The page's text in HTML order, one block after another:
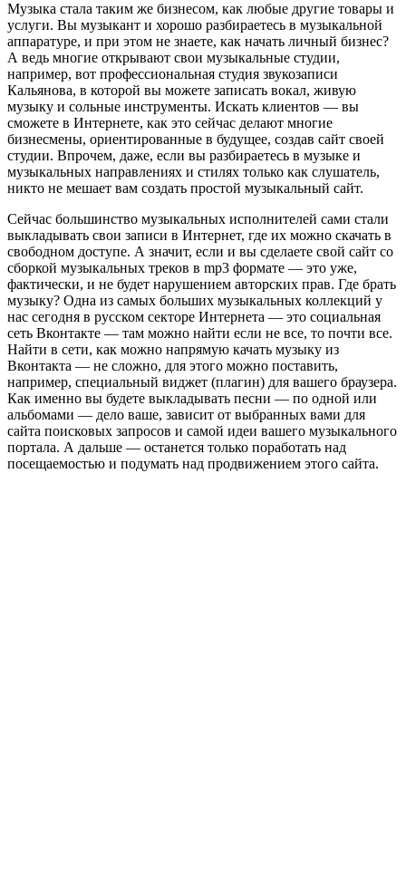
Музыка стала таким же бизнесом, как любые другие товары и
услуги. Вы музыкант и хорошо разбираетесь в музыкальной
аппаратуре, и при этом не знаете, как начать личный бизнес?
А ведь многие открывают свои музыкальные студии,
например, вот профессиональная студия звукозаписи
Кальянова, в которой вы можете записать вокал, живую
музыку и сольные инструменты. Искать клиентов — вы
сможете в Интернете, как это сейчас делают многие
бизнесмены, ориентированные в будущее, создав сайт своей
студии. Впрочем, даже, если вы разбираетесь в музыке и
музыкальных направлениях и стилях только как слушатель,
никто не мешает вам создать простой музыкальный сайт.
Сейчас большинство музыкальных исполнителей сами стали
выкладывать свои записи в Интернет, где их можно скачать в
свободном доступе. А значит, если и вы сделаете свой сайт со
сборкой музыкальных треков в mp3 формате — это уже,
фактически, и не будет нарушением авторских прав. Где брать
музыку? Одна из самых больших музыкальных коллекций у
нас сегодня в русском секторе Интернета — это социальная
сеть Вконтакте — там можно найти если не все, то почти все.
Найти в сети, как можно напрямую качать музыку из
Вконтакта — не сложно, для этого можно поставить,
например, специальный виджет (плагин) для вашего браузера.
Как именно вы будете выкладывать песни — по одной или
альбомами — дело ваше, зависит от выбранных вами для
сайта поисковых запросов и самой идеи вашего музыкального
портала. А дальше — останется только поработать над
посещаемостью и подумать над продвижением этого сайта.